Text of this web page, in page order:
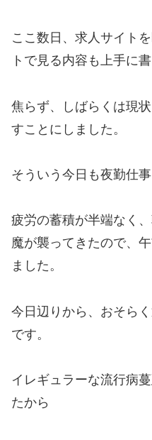
ここ数日、求人サイト
トで見る内容も上手に
焦らず、しばらくは現
すことにしました。
そういう今日も夜勤仕事
疲労の蓄積が半端なく
魔が襲ってきたので、
ました。
今日辺りから、おそら
です。
イレギュラーな流行病
たから